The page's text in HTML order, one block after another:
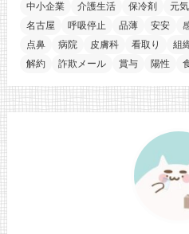
中小企業
介護生活 保冷剤 元
名古屋
呼吸停止 品薄 安安
点鼻
病院 皮膚科 看取り 組
解約
詐欺メール 賞与 陽性